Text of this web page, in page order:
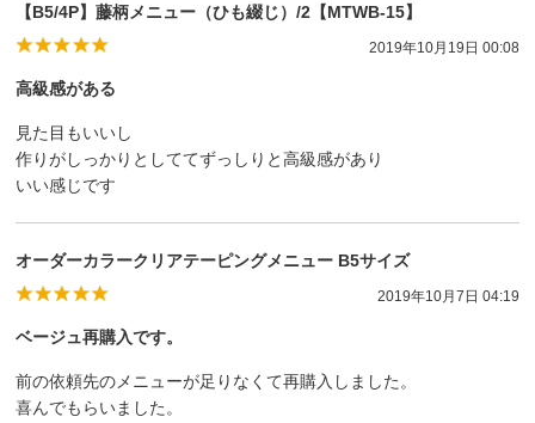
【B5/4P】藤柄メニュー（ひも綴じ）/2【MTWB-15】
2019年10月19日 00:08
高級感がある
見た目もいいし
作りがしっかりとしててずっしりと高級感があり
いい感じです
オーダーカラークリアテーピングメニュー B5サイズ
2019年10月7日 04:19
ベージュ再購入です。
前の依頼先のメニューが足りなくて再購入しました。
喜んでもらいました。